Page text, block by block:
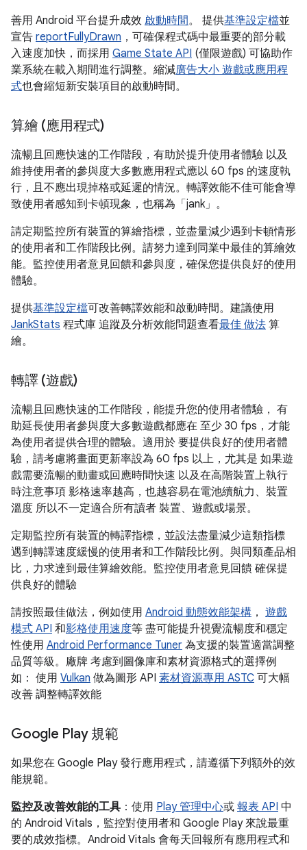
善用 Android 平台提升成效 啟動時間。 提供基準設定檔並
宣告 reportFullyDrawn ，可確保程式碼中最重要的部分載
入速度加快，而採用 Game State API (僅限遊戲) 可協助作
業系統在載入期間進行調整。縮減廣告大小 遊戲或應用程
式也會縮短新安裝項目的啟動時間。
算繪 (應用程式)
流暢且回應快速的工作階段，有助於提升使用者體驗 以及
維持使用者的參與度大多數應用程式應以 60 fps 的速度執
行，且不應出現掉格或延遲的情況。轉譯效能不佳可能會導
致使用者感知到卡頓現象，也稱為「jank」 。
請定期監控所有裝置的算繪指標，並盡量減少遇到卡頓情形
的使用者和工作階段比例。請努力達到同業中最佳的算繪效
能。監控使用者意見回饋和參與度，確保您提供良好的使用
體驗。
提供基準設定檔可改善轉譯效能和啟動時間。建議使用
JankStats 程式庫 追蹤及分析效能問題查看最佳 做法 算
繪。
轉譯 (遊戲)
流暢且回應快速的工作階段，能提升您的使用者體驗， 有
助延長使用者參與度大多數遊戲都應在 至少 30 fps，才能
為使用者提供合理的體驗。適用於 要提供良好的使用者體
驗，請考慮將畫面更新率設為 60 fps 以上，尤其是 如果遊
戲需要流暢的動畫或回應時間快速 以及在高階裝置上執行
時注意事項 影格速率越高，也越容易在電池續航力、裝置
溫度 所以不一定適合所有讀者 裝置、遊戲或場景。
定期監控所有裝置的轉譯指標，並設法盡量減少這類指標
遇到轉譯速度緩慢的使用者和工作階段比例。與同類產品相
比，力求達到最佳算繪效能。監控使用者意見回饋 確保提
供良好的體驗
請按照最佳做法，例如使用 Android 動態效能架構 ， 遊戲
模式 API 和影格使用速度等 盡可能提升視覺流暢度和穩定
性使用 Android Performance Tuner 為支援的裝置適當調整
品質等級。廠牌 考慮到圖像庫和素材資源格式的選擇例
如： 使用 Vulkan 做為圖形 API 素材資源專用 ASTC 可大幅
改善 調整轉譯效能
Google Play 規範
如果您在 Google Play 發行應用程式，請遵循下列額外的效
能規範。
監控及改善效能的工具 ：使用 Play 管理中心或 報表 API 中
的 Android Vitals，監控對使用者和 Google Play 來說最重
要的成效指標。Android Vitals 會每天回報所有應用程式和